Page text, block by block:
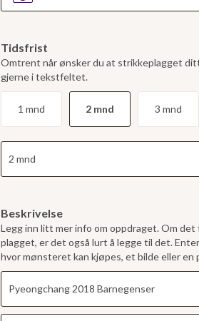
Tidsfrist
Omtrent når ønsker du at strikkeplagget
gjerne i tekstfeltet.
1 mnd 2 mnd 3 mnd
Beskrivelse
Legg inn litt mer info om oppdraget. Om
plagget, er det også lurt å legge til det.
hvor mønsteret kan kjøpes, et bilde eller en